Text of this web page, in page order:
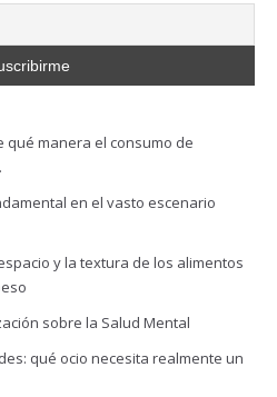
qué manera el consumo de
en el vasto escenario
y la textura de los alimentos
sobre la Salud Mental
qué ocio necesita realmente un